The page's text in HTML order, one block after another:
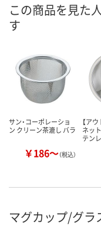
カ
この商品を見た
す
サン・コーポレーショ
ン クリーン茶漉し バラ
￥186～（税込）
【ア
ネッ
テン
マグカップ/グラ